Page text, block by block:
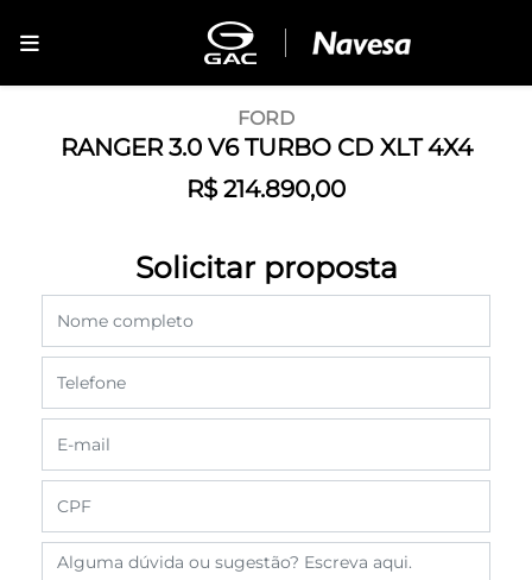
FORD
RANGER 3.0 V6 TURBO CD XLT 4X4
R$ 214.890,00
Solicitar proposta